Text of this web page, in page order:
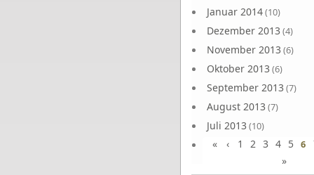
Januar 2014(10)
Dezember 2013 (4)
November 2013 (6)
Oktober 2013 (6)
September 2013 (7)
August 2013 (7)
Juli 2013 (10)
Juni 2013(10)
« ‹ 1 2 3 4 5 6
»